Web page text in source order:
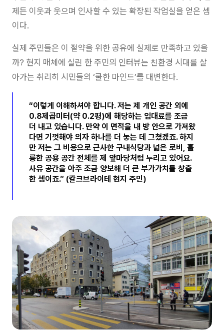
제든 이웃과 웃으며 인사할 수 있는 확장된 작업실을 얻은 셈
이다.
실제 주민들은 이 절약을 위한 공유에 실제로 만족하고 있을
까? 현지 매체에 실린 한 주민의 인터뷰는 친환경 시대를 살
아가는 취리히 시민들의 ‘쿨한 마인드’를 대변한다.
“이렇게 이해하셔야 합니다. 저는 제 개인 공간 외에
0.8제곱미터(약 0.2평)에 해당하는 임대료를 조금
더 내고 있습니다. 만약 이 면적을 내 방 안으로 가져왔
다면 기껏해야 의자 하나를 더 놓는 데 그쳤겠죠. 하지
만 저는 그 비용으로 근사한 구내식당과 넓은 로비, 훌
륭한 공용 공간 전체를 제 앞마당처럼 누리고 있어요.
사유 공간을 아주 조금 양보해 더 큰 부가가치를 창출
한 셈이죠.” (칼크브라이테 현지 주민)